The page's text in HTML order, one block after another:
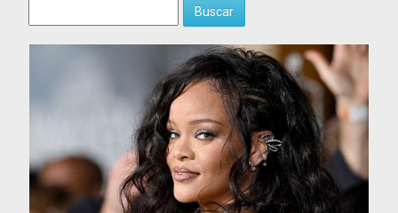
Buscar